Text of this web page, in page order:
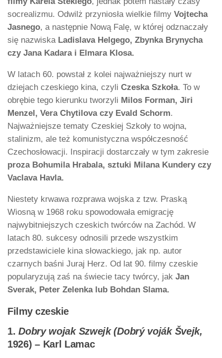
socrealizmu. Odwilż przyniosła wielkie filmy Vojtecha
Jasnego, a następnie Nową Falę, w której odznaczały
się nazwiska Ladislava Helgego, Zbynka Brynycha
czy Jana Kadara i Elmara Klosa.
W latach 60. powstał z kolei najważniejszy nurt w
dziejach czeskiego kina, czyli Czeska Szkoła. To w
obrębie tego kierunku tworzyli Milos Forman, Jiri
Menzel, Vera Chytilova czy Evald Schorm.
Najważniejsze tematy Czeskiej Szkoły to wojna,
stalinizm, ale też komunistyczna współczesność
Czechosłowacji. Inspiracji dostarczały w tym zakresie
proza Bohumila Hrabala, sztuki Milana Kundery czy
Vaclava Havla.
Niestety krwawa rozprawa wojska z tzw. Praską
Wiosną w 1968 roku spowodowała emigrację
najwybitniejszych czeskich twórców na Zachód. W
latach 80. sukcesy odnosili przede wszystkim
przedstawiciele kina słowackiego, jak np. autor
czarnych baśni Juraj Herz. Od lat 90. filmy czeskie
popularyzują zaś na świecie tacy twórcy, jak Jan
Sverak, Peter Zelenka lub Bohdan Slama.
Filmy czeskie
1.Dobry wojak Szwejk (Dobrý voják Švejk,
1926) – Karl Lamac